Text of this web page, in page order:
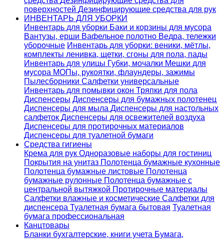
поверхностей Дезинфицирующие средства для рук
ИНВЕНТАРЬ ДЛЯ УБОРКИ
Инвентарь для уборки Баки и корзины для мусора
Вантузы, ерши Вафельное полотно Ведра, тележки
уборочные Инвентарь для уборки: веники, мётлы,
комплекты ленивка, щетки, сгоны для пола, пады
Инвентарь для улицы Губки, мочалки Мешки для
мусора МОПы, рукоятки, флаундеры, зажимы
Пылесборники Салфетки универсальные
Инвентарь для помывки окон Тряпки для пола
Диспенсеры Диспенсеры для бумажных полотенец
Диспенсеры для мыла Диспенсеры для настольных
салфеток Диспенсеры для освежителей воздуха
Диспенсеры для протирочных материалов
Диспенсеры для туалетной бумаги
Средства гигиены
Крема для рук Одноразовые наборы для гостиниц
Покрытия на унитаз Полотенца бумажные кухонные
Полотенца бумажные листовые Полотенца
бумажные рулонные Полотенца бумажные с
центральной вытяжкой Протирочные материалы
Салфетки влажные и косметические Салфетки для
диспенсера Туалетная бумага бытовая Туалетная
бумага профессиональная
Канцтовары
Бланки бухгалтерские, книги учета Бумага,